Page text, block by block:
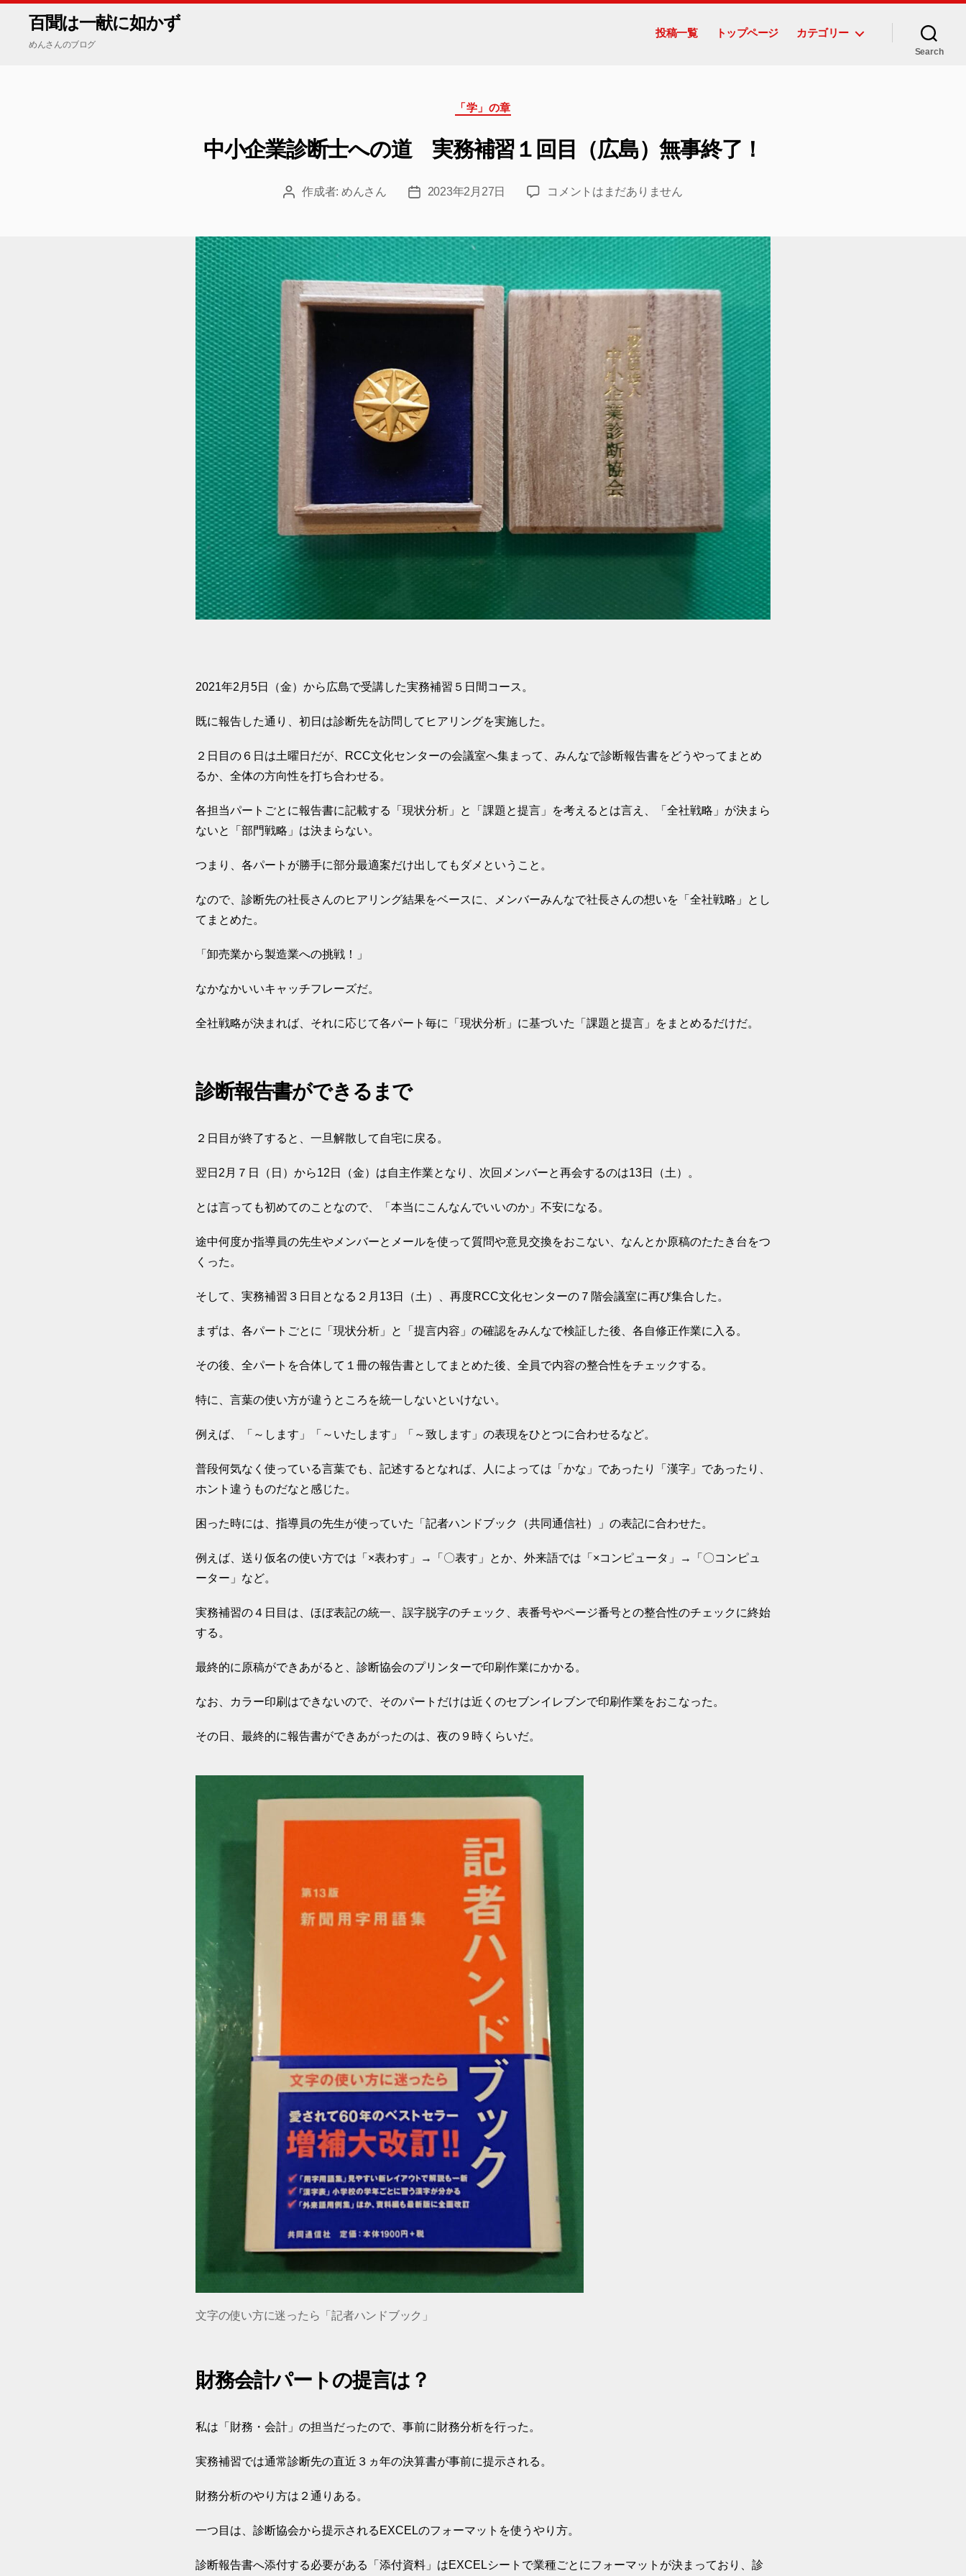
百聞は一献に如かず
めんさんのブログ
投稿一覧 トップページ カテゴリー
Search
テ
リ
ー
「学」の章
中小企業診断士への道 実務補習１回目（広島）無事終了！
投 作成者: めんさん
投
2023年2月27日
中
業
診
断
士
へ
の
道
実
務
補
習
１
回
目
（広
島）
無
事
コメントはまだありません
2021年2月5日（金）から広島で受講した実務補習５日間コース。
既に報告した通り、初日は診断先を訪問してヒアリングを実施した。
２日目の６日は土曜日だが、RCC文化センターの会議室へ集まって、みんなで診断報告書をどうやってまとめ
るか、全体の方向性を打ち合わせる。
各担当パートごとに報告書に記載する「現状分析」と「課題と提言」を考えるとは言え、「全社戦略」が決まら
ないと「部門戦略」は決まらない。
つまり、各パートが勝手に部分最適案だけ出してもダメということ。
なので、診断先の社長さんのヒアリング結果をベースに、メンバーみんなで社長さんの想いを「全社戦略」とし
てまとめた。
「卸売業から製造業への挑戦！」
なかなかいいキャッチフレーズだ。
全社戦略が決まれば、それに応じて各パート毎に「現状分析」に基づいた「課題と提言」をまとめるだけだ。
診断報告書ができるまで
２日目が終了すると、一旦解散して自宅に戻る。
翌日2月７日（日）から12日（金）は自主作業となり、次回メンバーと再会するのは13日（土）。
とは言っても初めてのことなので、「本当にこんなんでいいのか」不安になる。
途中何度か指導員の先生やメンバーとメールを使って質問や意見交換をおこない、なんとか原稿のたたき台をつ
くった。
そして、実務補習３日目となる２月13日（土）、再度RCC文化センターの７階会議室に再び集合した。
まずは、各パートごとに「現状分析」と「提言内容」の確認をみんなで検証した後、各自修正作業に入る。
その後、全パートを合体して１冊の報告書としてまとめた後、全員で内容の整合性をチェックする。
特に、言葉の使い方が違うところを統一しないといけない。
例えば、「～します」「～いたします」「～致します」の表現をひとつに合わせるなど。
普段何気なく使っている言葉でも、記述するとなれば、人によっては「かな」であったり「漢字」であったり、
ホント違うものだなと感じた。
困った時には、指導員の先生が使っていた「記者ハンドブック（共同通信社）」の表記に合わせた。
例えば、送り仮名の使い方では「×表わす」→「〇表す」とか、外来語では「×コンピュータ」→「〇コンピュ
ーター」など。
実務補習の４日目は、ほぼ表記の統一、誤字脱字のチェック、表番号やページ番号との整合性のチェックに終始
する。
最終的に原稿ができあがると、診断協会のプリンターで印刷作業にかかる。
なお、カラー印刷はできないので、そのパートだけは近くのセブンイレブンで印刷作業をおこなった。
その日、最終的に報告書ができあがったのは、夜の９時くらいだ。
文字の使い方に迷ったら「記者ハンドブック」
財務会計パートの提言は？
私は「財務・会計」の担当だったので、事前に財務分析を行った。
実務補習では通常診断先の直近３ヵ年の決算書が事前に提示される。
財務分析のやり方は２通りある。
一つ目は、診断協会から提示されるEXCELのフォーマットを使うやり方。
診断報告書へ添付する必要がある「添付資料」はEXCELシートで業種ごとにフォーマットが決まっており、診